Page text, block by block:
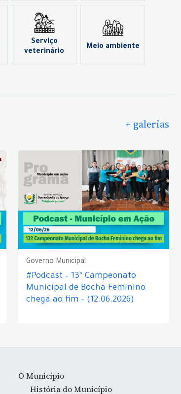
Serviço
veterinário
Meio ambiente
+ galerias
Governo Municipal
#Podcast – 13º Campeonato
Municipal de Bocha Feminino
chega ao fim – (12.06.2026)
O Município
História do Município